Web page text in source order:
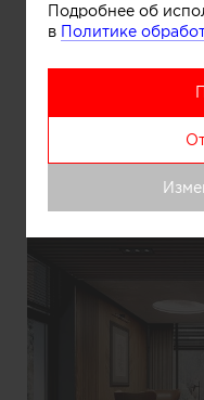
Подробнее об
в Политике